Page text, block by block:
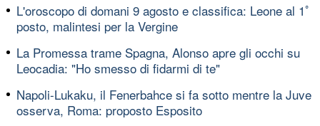
L'oroscopo di domani 9 agosto e classifica: Leone al 1ﾟ
posto, malintesi per la Vergine
La Promessa trame Spagna, Alonso apre gli occhi su
Leocadia: "Ho smesso di fidarmi di te"
Napoli-Lukaku, il Fenerbahce si fa sotto mentre la Juve
osserva, Roma: proposto Esposito